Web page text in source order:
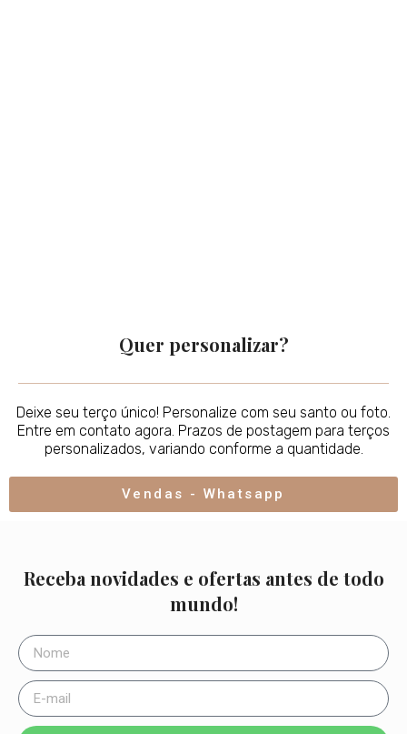
Quer personalizar?
Deixe seu terço único! Personalize com seu santo ou foto.
Entre em contato agora. Prazos de postagem para terços
personalizados, variando conforme a quantidade.
Vendas - Whatsapp
Receba novidades e ofertas antes de todo
mundo!